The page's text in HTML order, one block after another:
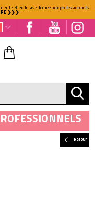
et exclusive dédiée aux professionnels
❯❯❯
Retour